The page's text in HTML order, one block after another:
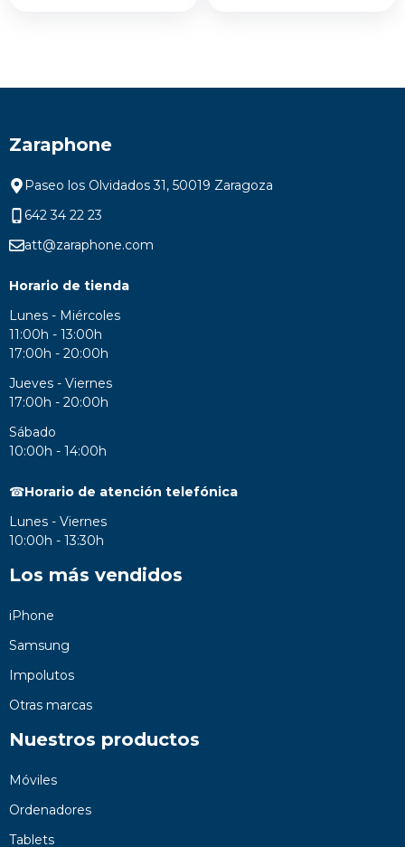
Zaraphone
Paseo los Olvidados 31, 50019 Zaragoza
642 34 22 23
att@zaraphone.com
Horario de tienda
Lunes - Miércoles
11:00h - 13:00h
17:00h - 20:00h
Jueves - Viernes
17:00h - 20:00h
Sábado
10:00h - 14:00h
☎Horario de atención telefónica
Lunes - Viernes
10:00h - 13:30h
Los más vendidos
iPhone
Samsung
Impolutos
Otras marcas
Nuestros productos
Móviles
Ordenadores
Tablets